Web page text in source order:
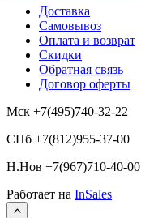
Доставка
Самовывоз
Оплата и возврат
Скидки
Обратная связь
Договор оферты
Мск +7(495)740-32-22
СПб +7(812)955-37-00
Н.Нов +7(967)710-40-00
Работает на InSales